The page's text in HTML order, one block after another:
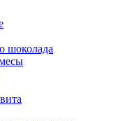
шоколада